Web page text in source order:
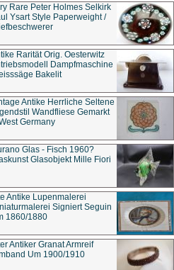
Rare Peter Holmes Selkirk
Ysart Style Paperweight /
Rarität Orig. Oesterwitz
Dampfmaschine
Bakelit
Antike Herrliche Seltene
Wandfliese Gemarkt
Germany
Glas - Fisch 1960?
Glasobjekt Mille Fiori
Antike Lupenmalerei
Signiert Seguin
1860/1880
Antiker Granat Armreif
Um 1900/1910